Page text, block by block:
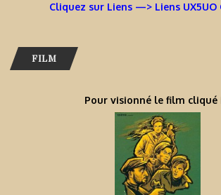
Cliquez sur Liens —> Liens UX5UO
FILM
Pour visionné le film cliqué